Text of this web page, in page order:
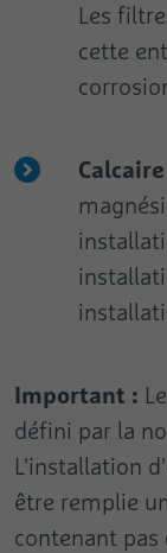
Les
cette
Important :
défini par la
L'installation
être remplie
contenant